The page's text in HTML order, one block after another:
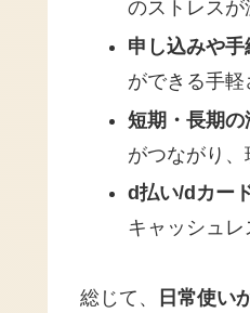
のストレスが
申し込みや
ができる手軽
短期・長期の
がつながり
d払い/dカー
キャッシュレ
総じて、 日常使い